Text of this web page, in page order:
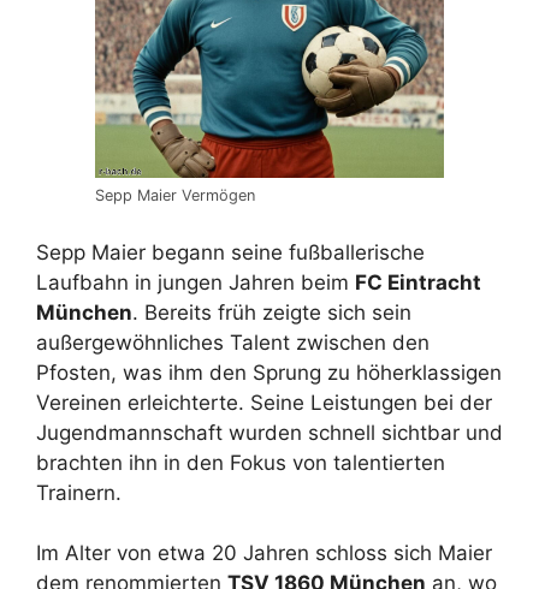
Sepp Maier Vermögen
Sepp Maier begann seine fußballerische
Laufbahn in jungen Jahren beim FC Eintracht
München. Bereits früh zeigte sich sein
außergewöhnliches Talent zwischen den
Pfosten, was ihm den Sprung zu höherklassigen
Vereinen erleichterte. Seine Leistungen bei der
Jugendmannschaft wurden schnell sichtbar und
brachten ihn in den Fokus von talentierten
Trainern.
Im Alter von etwa 20 Jahren schloss sich Maier
dem renommierten TSV 1860 München an, wo